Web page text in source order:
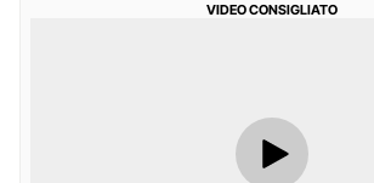
VIDEO CONSIGLIATO